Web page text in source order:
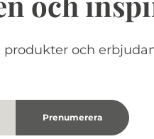
och